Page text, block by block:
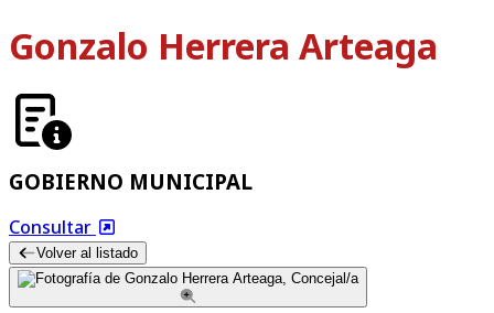
Gonzalo Herrera Arteaga
GOBIERNO MUNICIPAL
Consultar
Volver al listado